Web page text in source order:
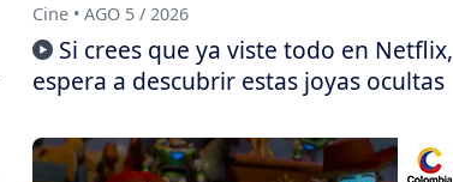
Cine • AGO 5 / 2026
Si crees que ya viste todo en Netflix,
espera a descubrir estas joyas ocultas